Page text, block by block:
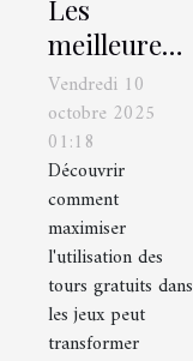
Les
meilleures
stratégies
pour
utiliser les
tours
gratuits en
jeu
Vendredi 10
octobre 2025
01:18
Découvrir
comment
maximiser
l'utilisation des
tours gratuits dans
les jeux peut
transformer